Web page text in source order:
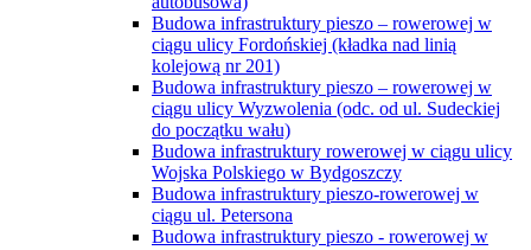
Budowa infrastruktury pieszo – rowerowej w
ciągu ulicy Fordońskiej (kładka nad linią
kolejową nr 201)
Budowa infrastruktury pieszo – rowerowej w
ciągu ulicy Wyzwolenia (odc. od ul. Sudeckiej
do początku wału)
Budowa infrastruktury rowerowej w ciągu ulicy
Wojska Polskiego w Bydgoszczy
Budowa infrastruktury pieszo-rowerowej w
ciągu ul. Petersona
Budowa infrastruktury pieszo - rowerowej w